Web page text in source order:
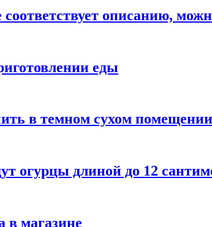
описанию,
еды
в темном сухом помещении
огурцы длиной до 12
в магазине